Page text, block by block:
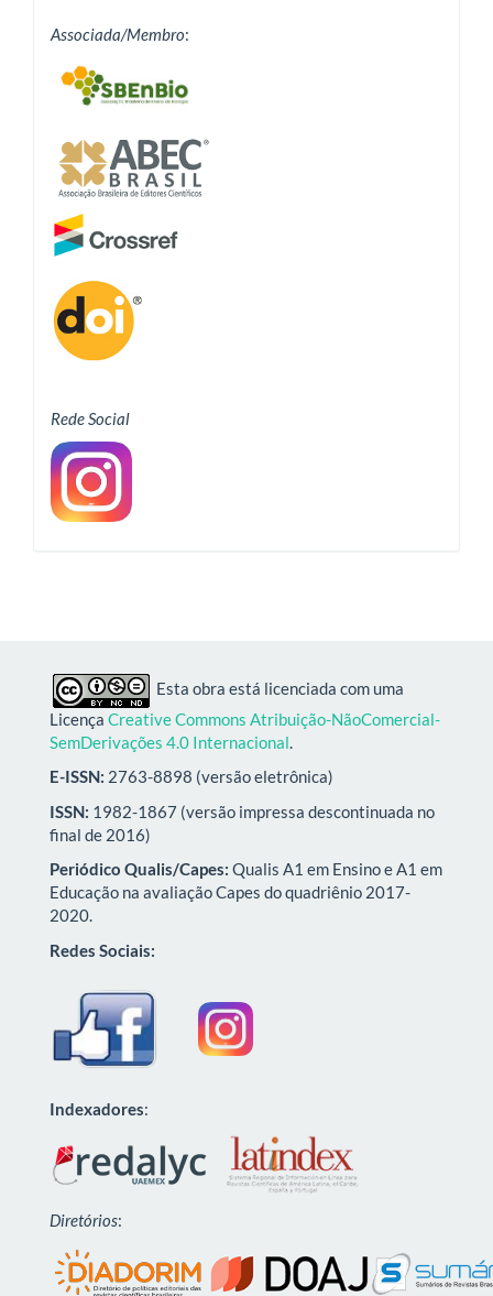
Associada/Membro:
Rede Social
Esta obra está licenciada com uma
Licença Creative Commons Atribuição-NãoComercial-
SemDerivações 4.0 Internacional.
E-ISSN: 2763-8898 (versão eletrônica)
ISSN: 1982-1867 (versão impressa descontinuada no
final de 2016)
Periódico Qualis/Capes: Qualis A1 em Ensino e A1 em
Educação na avaliação Capes do quadriênio 2017-
2020.
Redes Sociais:
Indexadores:
Diretórios: